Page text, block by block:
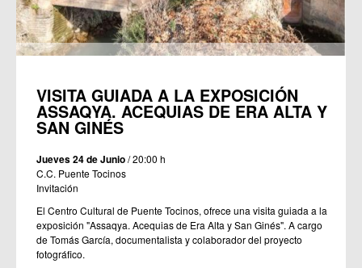
VISITA GUIADA A LA EXPOSICIÓN
ASSAQYA. ACEQUIAS DE ERA ALTA Y
SAN GINÉS
Jueves 24 de Junio/ 20:00 h
C.C. Puente Tocinos
Invitación
El Centro Cultural de Puente Tocinos, ofrece una visita guiada a la
exposición "Assaqya. Acequias de Era Alta y San Ginés". A cargo
de Tomás García, documentalista y colaborador del proyecto
fotográfico.